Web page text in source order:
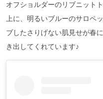
オフショルダーのリブニット
上に、明るいブルーのサロペ
ブしたさりげない肌見せが春
き出してくれています♪